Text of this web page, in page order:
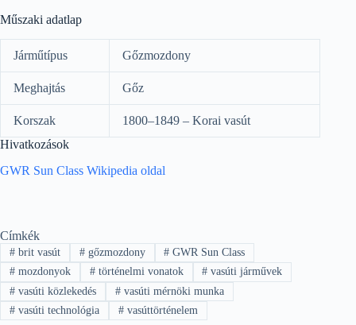
Műszaki adatlap
Járműtípus Gőzmozdony
Meghajtás Gőz
Korszak
1800–1849 – Korai vasút
Hivatkozások
GWR Sun Class Wikipedia oldal
Címkék
#brit vasút #gőzmozdony # GWR Sun Class
#mozdonyok #történelmi vonatok # vasúti járművek
#vasúti közlekedés #vasúti mérnöki munka
#vasúti technológia #vasúttörténelem